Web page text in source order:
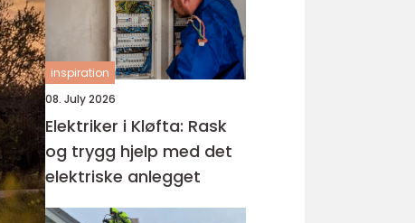
inspiration
08. July 2026
Elektriker i Kløfta: Rask
og trygg hjelp med det
elektriske anlegget